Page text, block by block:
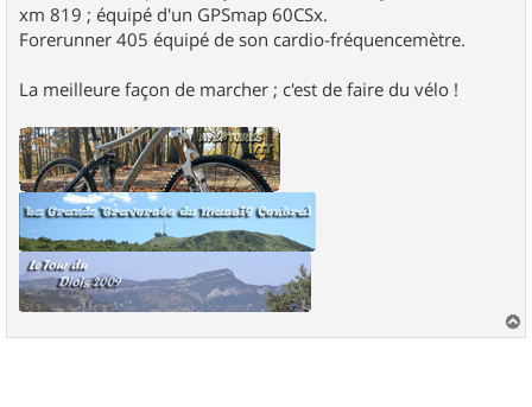
xm 819 ; équipé d'un GPSmap 60CSx.
Forerunner 405 équipé de son cardio-fréquencemètre.
La meilleure façon de marcher ; c'est de faire du vélo !
a